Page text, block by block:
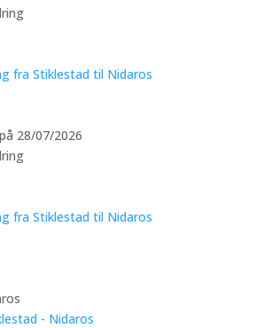
fra Stiklestad til Nidaros
28/07/2026
fra Stiklestad til Nidaros
- Nidaros